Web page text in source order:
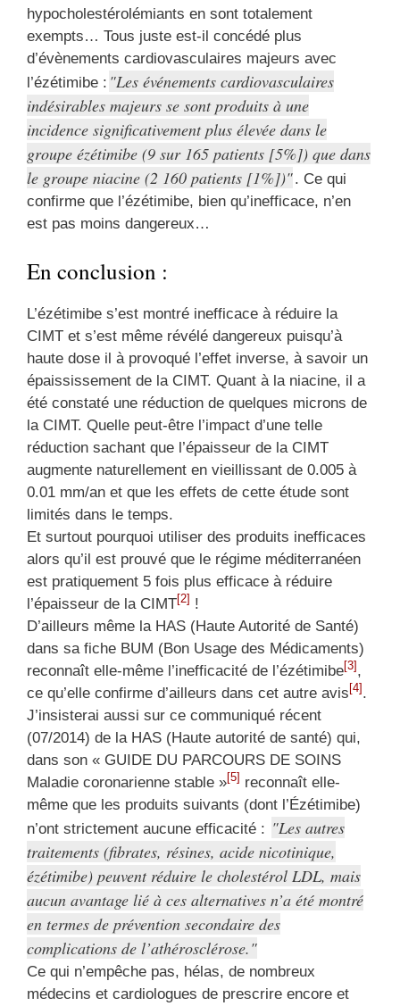
hypocholestérolémiants en sont totalement
exempts… Tous juste est-il concédé plus
d’évènements cardiovasculaires majeurs avec
l’ézétimibe : Les événements cardiovasculaires
indésirables majeurs se sont produits à une
incidence significativement plus élevée dans le
groupe ézétimibe (9 sur 165 patients [5%]) que dans
le groupe niacine (2 160 patients [1%]) . Ce qui
confirme que l’ézétimibe, bien qu’inefficace, n’en
est pas moins dangereux…
En conclusion :
L’ézétimibe s’est montré inefficace à réduire la
CIMT et s’est même révélé dangereux puisqu’à
haute dose il à provoqué l’effet inverse, à savoir un
épaississement de la CIMT. Quant à la niacine, il a
été constaté une réduction de quelques microns de
la CIMT. Quelle peut-être l’impact d’une telle
réduction sachant que l’épaisseur de la CIMT
augmente naturellement en vieillissant de 0.005 à
0.01 mm/an et que les effets de cette étude sont
limités dans le temps.
Et surtout pourquoi utiliser des produits inefficaces
alors qu’il est prouvé que le régime méditerranéen
est pratiquement 5 fois plus efficace à réduire
l’épaisseur de la CIMT[2] !
D’ailleurs même la HAS (Haute Autorité de Santé)
dans sa fiche BUM (Bon Usage des Médicaments)
reconnaît elle-même l’inefficacité de l’ézétimibe[3] ,
ce qu’elle confirme d’ailleurs dans cet autre avis [4] .
J’insisterai aussi sur ce communiqué récent
(07/2014) de la HAS (Haute autorité de santé) qui,
dans son « GUIDE DU PARCOURS DE SOINS
Maladie coronarienne stable »[5] reconnaît elle-
même que les produits suivants (dont l’Ézétimibe)
n’ont strictement aucune efficacité :
Les autres
traitements (fibrates, résines, acide nicotinique,
ézétimibe) peuvent réduire le cholestérol LDL, mais
aucun avantage lié à ces alternatives n’a été montré
en termes de prévention secondaire des
complications de l’athérosclérose.
Ce qui n’empêche pas, hélas, de nombreux
médecins et cardiologues de prescrire encore et